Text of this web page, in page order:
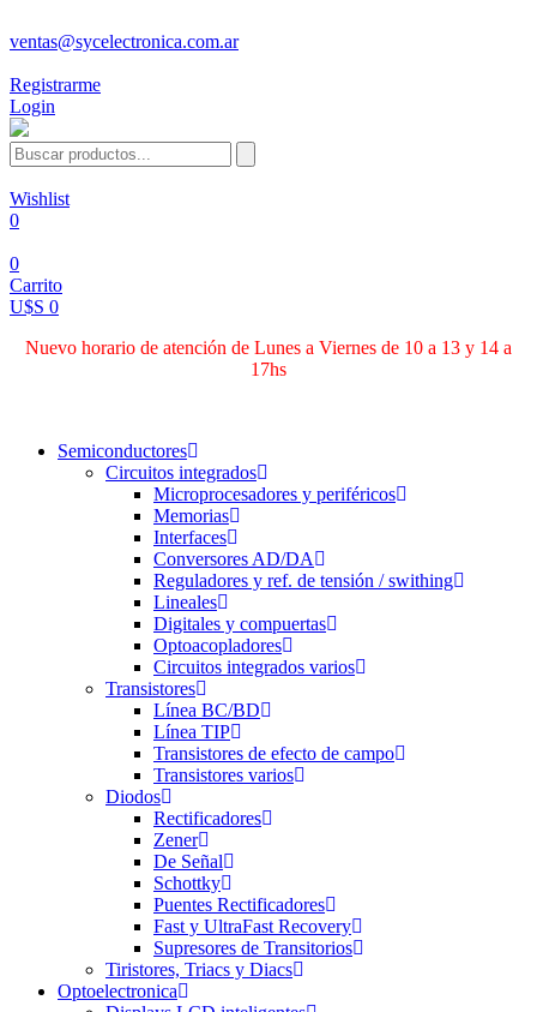
ventas@sycelectronica.com.ar
Registrarme
Login
Wishlist
0
0
Carrito
U$S 0
Nuevo horario de atención de Lunes a Viernes de 10 a 13 y 14 a
17hs
Semiconductores
Circuitos integrados
Microprocesadores y periféricos
Memorias
Interfaces
Conversores AD/DA
Reguladores y ref. de tensión / swithing
Lineales
Digitales y compuertas
Optoacopladores
Circuitos integrados varios
Transistores
Línea BC/BD
Línea TIP
Transistores de efecto de campo
Transistores varios
Diodos
Rectificadores
Zener
De Señal
Schottky
Puentes Rectificadores
Fast y UltraFast Recovery
Supresores de Transitorios
Tiristores, Triacs y Diacs
Optoelectronica